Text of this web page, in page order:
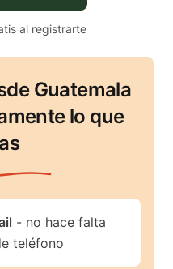
al registrarte
Guatemala
lo que
- no hace falta
teléfono